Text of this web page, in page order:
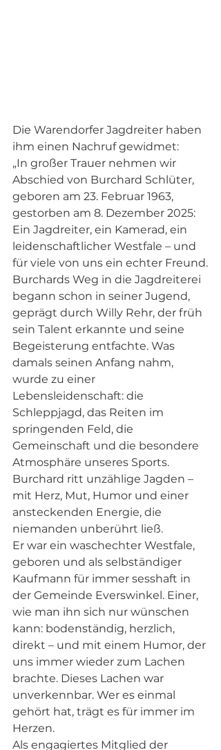
Die Warendorfer Jagdreiter haben
ihm einen Nachruf gewidmet:
„In großer Trauer nehmen wir
Abschied von Burchard Schlüter,
geboren am 23. Februar 1963,
gestorben am 8. Dezember 2025:
Ein Jagdreiter, ein Kamerad, ein
leidenschaftlicher Westfale – und
für viele von uns ein echter Freund.
Burchards Weg in die Jagdreiterei
begann schon in seiner Jugend,
geprägt durch Willy Rehr, der früh
sein Talent erkannte und seine
Begeisterung entfachte. Was
damals seinen Anfang nahm,
wurde zu einer
Lebensleidenschaft: die
Schleppjagd, das Reiten im
springenden Feld, die
Gemeinschaft und die besondere
Atmosphäre unseres Sports.
Burchard ritt unzählige Jagden –
mit Herz, Mut, Humor und einer
ansteckenden Energie, die
niemanden unberührt ließ.
Er war ein waschechter Westfale,
geboren und als selbständiger
Kaufmann für immer sesshaft in
der Gemeinde Everswinkel. Einer,
wie man ihn sich nur wünschen
kann: bodenständig, herzlich,
direkt – und mit einem Humor, der
uns immer wieder zum Lachen
brachte. Dieses Lachen war
unverkennbar. Wer es einmal
gehört hat, trägt es für immer im
Herzen.
Als engagiertes Mitglied der